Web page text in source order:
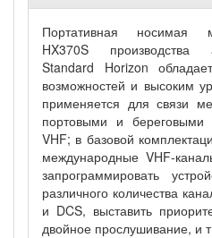
Портативная носимая
HX370S производства
Standard Horizon
возможностей и высоким
применяется для связи
портовыми и
VHF; в базовой
международные VHF-
запрограммировать
различного количества
и DCS, выставить
двойное прослушивание, и